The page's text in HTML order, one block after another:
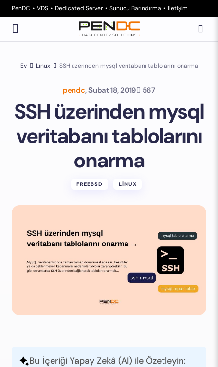
PenDC VDS Dedicated Server Sunucu Barındırma İletişim
Ev Linux SSH üzerinden mysql veritabanı tablolarını onarma
pendc, Şubat 18, 2019 567
SSH üzerinden mysql
veritabanı tablolarını
onarma
FREEBSD LINUX
Bu İçeriği Yapay Zekâ (AI) ile Özetleyin: